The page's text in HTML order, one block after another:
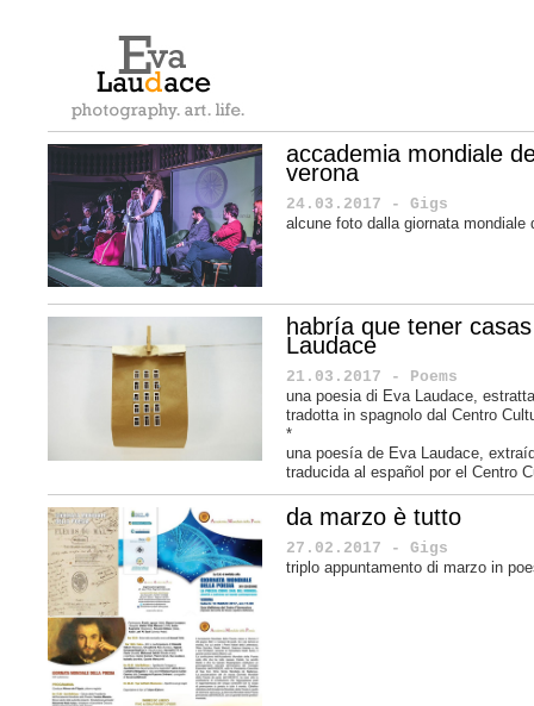
accademia mondiale
verona
24.03.2017 - Gigs
alcune foto dalla giornata mondiale
habría que tener
Laudace
21.03.2017 - Poems
una poesia di Eva Laudace,
tradotta in spagnolo dal Centro
*
una poesía de Eva Laudace,
traducida al español por el Centro
da marzo è tutto
27.02.2017 - Gigs
triplo appuntamento di marzo in